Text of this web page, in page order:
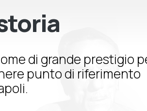
di grande prestigio
punto di riferimento